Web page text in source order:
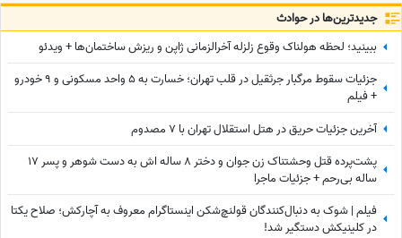
جدید‌ترین‌ها در حوادث
ببینید؛ لحظه هولناک وقوع زلزله آخرالزمانی ژاپن و ریزش ساختمان‌ها + ویدئو
جزئیات سقوط مرگبار جرثقیل در قلب تهران؛ خسارت به 5 واحد مسکونی و 9 خودرو
+ فیلم
آخرین جزئیات حریق در هتل استقلال تهران با 7 مصدوم
پشت‌پرده قتل وحشتناک زن جوان و دختر 8 ساله اش به دست شوهر و پسر 17
ساله بی‌رحم + جزئیات ماجرا
فیلم | شوک به دنبال‌کنندگان قولنچ‌شکن اینستاگرام معروف به آچارکش؛ صلاح یکتا
در کلینیکش دستگیر شد!